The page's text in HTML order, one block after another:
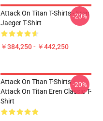
Attack On Titan T-Shirts - Eren
Jaeger T-Shirt
￥384,250 - ￥442,250
-20%
Attack On Titan T-Shirts –
Attack On Titan Eren Classic T-
Shirt
-20%